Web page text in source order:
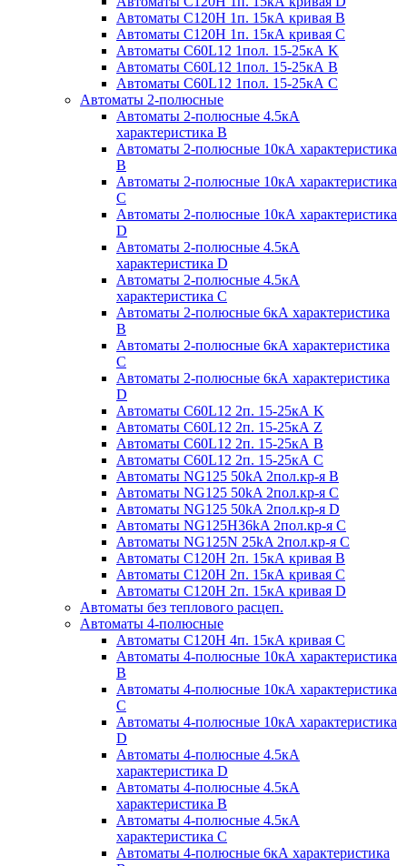
Автоматы С120H 1п. 15кА кривая В
Автоматы С120H 1п. 15кА кривая С
Автоматы С60L12 1пол. 15-25кА K
Автоматы С60L12 1пол. 15-25кА В
Автоматы С60L12 1пол. 15-25кА С
Автоматы 2-полюсные
Автоматы 2-полюсные 4.5кА
характеристика В
Автоматы 2-полюсные 10кА характеристика
B
Автоматы 2-полюсные 10кА характеристика
C
Автоматы 2-полюсные 10кА характеристика
D
Автоматы 2-полюсные 4.5кА
характеристика D
Автоматы 2-полюсные 4.5кА
характеристика С
Автоматы 2-полюсные 6кА характеристика
B
Автоматы 2-полюсные 6кА характеристика
C
Автоматы 2-полюсные 6кА характеристика
D
Автоматы C60L12 2п. 15-25кА K
Автоматы C60L12 2п. 15-25кА Z
Автоматы C60L12 2п. 15-25кА B
Автоматы C60L12 2п. 15-25кА C
Автоматы NG125 50kA 2пол.кр-я B
Автоматы NG125 50kA 2пол.кр-я C
Автоматы NG125 50kA 2пол.кр-я D
Автоматы NG125H36kA 2пол.кр-я C
Автоматы NG125N 25kA 2пол.кр-я C
Автоматы С120H 2п. 15кА кривая B
Автоматы С120H 2п. 15кА кривая C
Автоматы С120H 2п. 15кА кривая D
Автоматы без теплового расцеп.
Автоматы 4-полюсные
Автоматы С120H 4п. 15кА кривая C
Автоматы 4-полюсные 10кА характеристика
B
Автоматы 4-полюсные 10кА характеристика
C
Автоматы 4-полюсные 10кА характеристика
D
Автоматы 4-полюсные 4.5кА
характеристика D
Автоматы 4-полюсные 4.5кА
характеристика В
Автоматы 4-полюсные 4.5кА
характеристика С
Автоматы 4-полюсные 6кА характеристика